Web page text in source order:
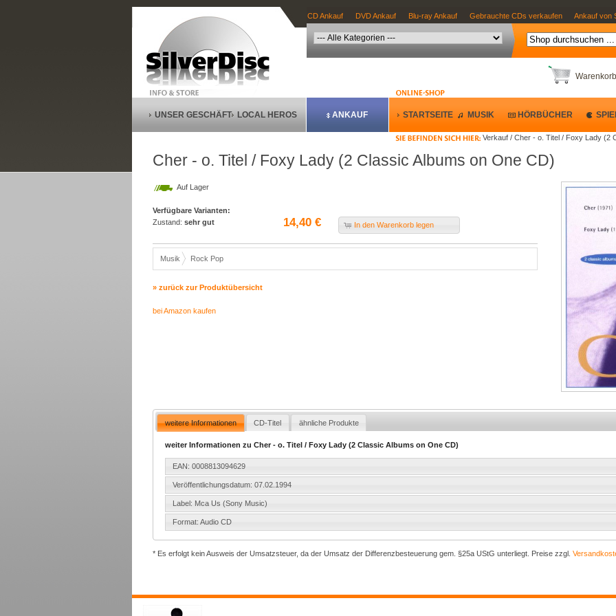
CD Ankauf DVD Ankauf Blu-ray Ankauf Gebrauchte CDs verkaufen Ankauf von
Warenkorb
Verkauf / Cher - o. Titel / Foxy Lady (2
UNSER GESCHÄFT LOCAL HEROS ANKAUF STARTSEITE MUSIK HÖRBÜCHER
Cher - o. Titel / Foxy Lady (2 Classic Albums on One CD)
Auf Lager
Verfügbare Varianten:
Zustand: sehr gut 14,40 € In den Warenkorb legen
Musik Rock Pop
» zurück zur Produktübersicht
bei Amazon kaufen
weitere Informationen CD-Titel ähnliche Produkte
weiter Informationen zu Cher - o. Titel / Foxy Lady (2 Classic Albums on One CD)
EAN: 0008813094629
Veröffentlichungsdatum: 07.02.1994
Label: Mca Us (Sony Music)
Format: Audio CD
* Es erfolgt kein Ausweis der Umsatzsteuer, da der Umsatz der Differenzbesteuerung gem. §25a UStG unterliegt. Preise zzgl.